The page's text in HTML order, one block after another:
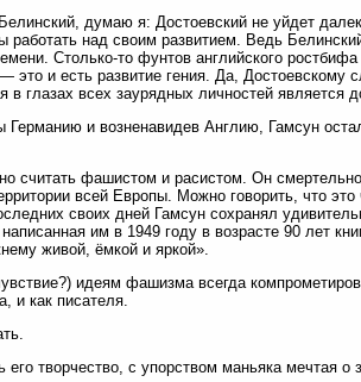
думаю я: Достоевский не уйдет
работать над своим развитием. Ведь
Столько-то фунтов английского
это и есть развитие гения. Да, Достоевскому
в глазах всех заурядных личностей является
и возненавидев Англию, Гамсун
считать фашистом и расистом. Он
всей Европы. Можно говорить, что
своих дней Гамсун сохранял
им в 1949 году в возрасте 90 лет
живой, ёмкой и яркой».
идеям фашизма всегда
и как писателя.
творчество, с упорством маньяка мечтая о